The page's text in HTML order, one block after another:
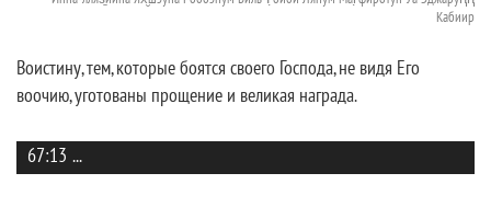
Кабиир
Воистину, тем, которые боятся своего Господа, не видя Его
воочию, уготованы прощение и великая награда.
67:13 ...